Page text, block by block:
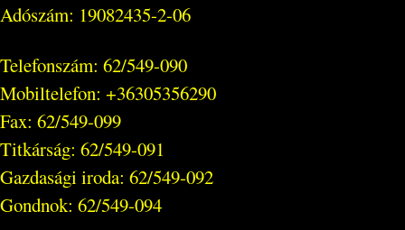
Adószám: 19082435-2-06
Telefonszám: 62/549-090
Mobiltelefon: +36305356290
Fax: 62/549-099
Titkárság: 62/549-091
Gazdasági iroda: 62/549-092
Gondnok: 62/549-094